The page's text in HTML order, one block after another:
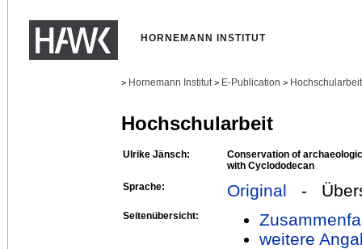
HORNEMANN INSTITUT
> Hornemann Institut > E-Publication >
Hochschularbeit
Ulrike Jänsch:
Conservation of
with Cyclododecan
Sprache:
Original -
Seitenübersicht:
weitere